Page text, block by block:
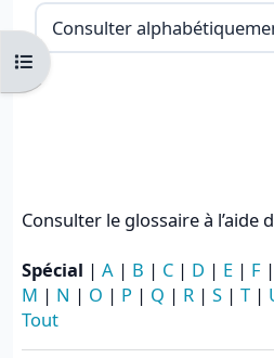
Ouvrir l’index du cours
Consulter
Consulter le glossaire à l’aide
Spécial | A | B | C | D | E | F |
M | N | O | P | Q | R | S | T |
Tout